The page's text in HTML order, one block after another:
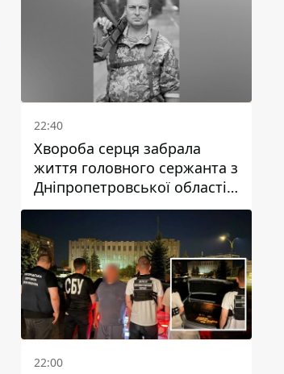
22:40
Хвороба серця забрала
життя головного сержанта з
Дніпропетровської області
Юрія Свистуна
22:00